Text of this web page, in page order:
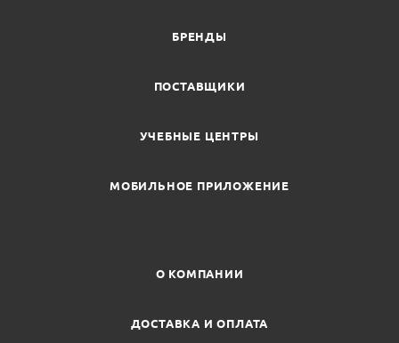
БРЕНДЫ
ПОСТАВЩИКИ
УЧЕБНЫЕ ЦЕНТРЫ
МОБИЛЬНОЕ ПРИЛОЖЕНИЕ
О КОМПАНИИ
ДОСТАВКА И ОПЛАТА